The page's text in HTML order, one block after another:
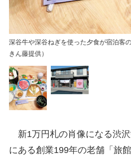
深谷牛や深谷ねぎを使った夕食が宿泊客
きん藤提供）
新1万円札の肖像になる渋
にある創業199年の老舗「旅